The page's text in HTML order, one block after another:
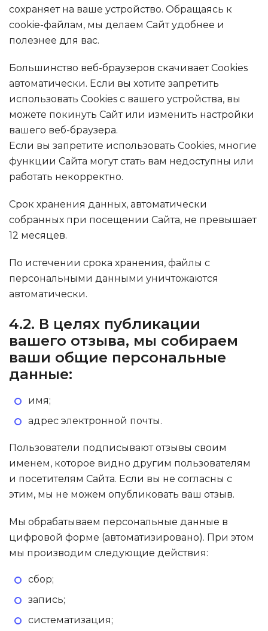
сохраняет на ваше устройство. Обращаясь к
cookie-файлам, мы делаем Сайт удобнее и
полезнее для вас.
Большинство веб-браузеров скачивает Cookies
автоматически. Если вы хотите запретить
использовать Cookies с вашего устройства, вы
можете покинуть Сайт или изменить настройки
вашего веб-браузера.
Если вы запретите использовать Cookies, многие
функции Сайта могут стать вам недоступны или
работать некорректно.
Срок хранения данных, автоматически
собранных при посещении Сайта, не превышает
12 месяцев.
По истечении срока хранения, файлы с
персональными данными уничтожаются
автоматически.
4.2. В целях публикации
вашего отзыва, мы собираем
ваши общие персональные
данные:
имя;
адрес электронной почты.
Пользователи подписывают отзывы своим
именем, которое видно другим пользователям
и посетителям Сайта. Если вы не согласны с
этим, мы не можем опубликовать ваш отзыв.
Мы обрабатываем персональные данные в
цифровой форме (автоматизировано). При этом
мы производим следующие действия:
сбор;
запись;
систематизация;